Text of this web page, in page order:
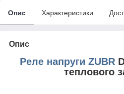
Опис Характеристики
Опис
Реле напруги ZUBR
теплового